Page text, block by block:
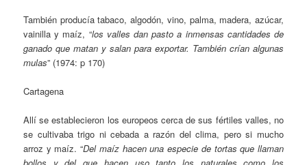
También producía tabaco, algodón, vino, palma, madera, azúcar,
vainilla y maíz, “los valles dan pasto a inmensas cantidades de
ganado que matan y salan para exportar. También crían algunas
mulas” (1974: p 170)
Cartagena
Allí se establecieron los europeos cerca de sus fértiles valles, no
se cultivaba trigo ni cebada a razón del clima, pero si mucho
arroz y maíz. “Del maíz hacen una especie de tortas que llaman